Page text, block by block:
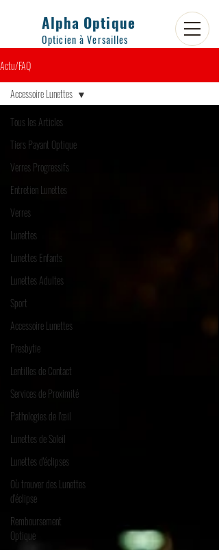
Alpha Optique
Opticien à Versailles
Actu/FAQ
Tous les Articles
Tiers Payant Optique
Verres Progressifs
Entretien Lunettes
Verres
Lunettes
Lunettes Enfants
Lunettes Adultes
Sport
Accessoire Lunettes
Presbytie
Lentilles de Contact
Services de Proximité
Pathologies de l'œil
Lunettes de Soleil
Lunettes d'éclipses
Où trouver des Lunettes
d'éclipse
Remboursement
Optique
Accessoire Lunettes